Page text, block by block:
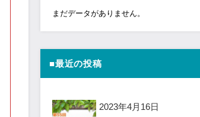
まだデータがありません。
■最近の投稿
2023年4月16日